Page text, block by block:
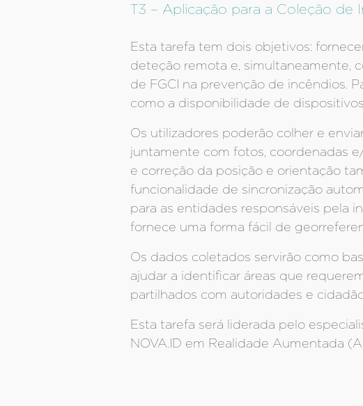
T3 – Aplicação para a Coleção de
Esta tarefa tem dois objetivos:
deteção remota e, simultaneamente,
de FGCI na prevenção de incêndios.
como a disponibilidade de
Os utilizadores poderão colher e
juntamente com fotos, coordenadas
e correção da posição e orientação
funcionalidade de sincronização
para as entidades responsáveis pela
fornece uma forma fácil de
Os dados coletados servirão como
ajudar a identificar áreas que
partilhados com autoridades e
Esta tarefa será liderada pelo
NOVA.ID em Realidade Aumentada